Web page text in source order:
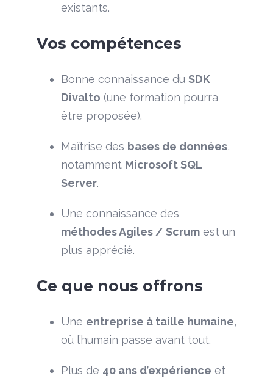
existants.
Vos compétences
Bonne connaissance du SDK
Divalto (une formation pourra
être proposée).
Maîtrise des bases de données,
notamment Microsoft SQL
Server.
Une connaissance des
méthodes Agiles / Scrum est un
plus apprécié.
Ce que nous offrons
Une entreprise à taille humaine,
où l’humain passe avant tout.
Plus de 40 ans d’expérience et